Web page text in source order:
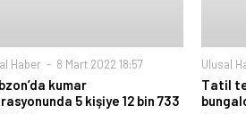
Haber 8 Mart 2022 18:57
kumar
5 kişiye 12 bin 733
Ulusal
Tatil